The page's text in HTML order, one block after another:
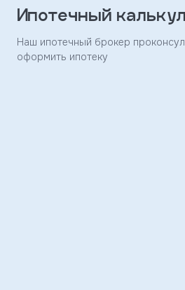
Ипотечный
Наш ипотечный брокер
оформить ипотеку
отправлена
Скоро